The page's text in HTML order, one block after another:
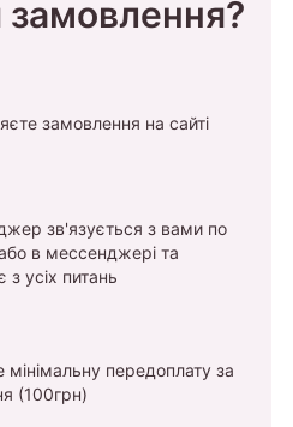
замовлення?
замовлення на сайті
зв'язується з вами по
в мессенджері та
з усіх питань
мінімальну передоплату за
(100грн)